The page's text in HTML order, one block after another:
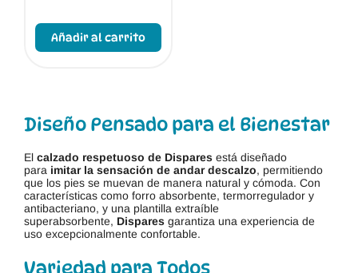
Añadir al carrito
pueden
elegir
la
página
de
producto
Diseño Pensado para el Bienestar
El calzado respetuoso de Dispares está diseñado
para imitar la sensación de andar descalzo, permitiendo
que los pies se muevan de manera natural y cómoda. Con
características como forro absorbente, termorregulador y
antibacteriano, y una plantilla extraíble
superabsorbente, Dispares garantiza una experiencia de
uso excepcionalmente confortable.
Variedad para Todos